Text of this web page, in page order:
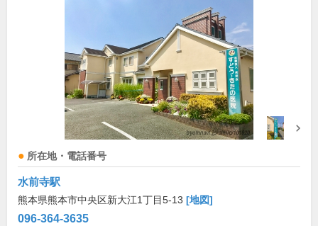
所在地・電話番号
水前寺駅
熊本県熊本市中央区新大江1丁目5-13 [地図]
096-364-3635